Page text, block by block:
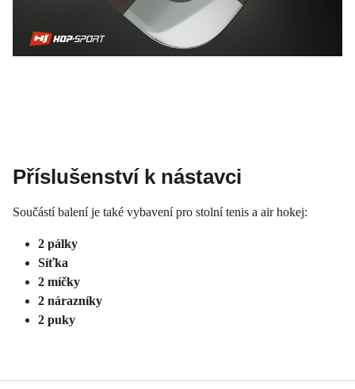
Příslušenství k nástavci
Součástí balení je také vybavení pro stolní tenis a air hokej:
2 pálky
Síťka
2 míčky
2 nárazníky
2 puky